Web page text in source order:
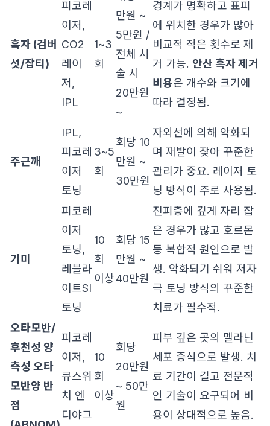
흑자 (검버
섯/잡티)
피코레
이저,
CO2
레이
저,
IPL
1~3
회
만원 ~
5만원 /
전체 시
술 시
20만원
~
경계가 명확하고 표피
에 위치한 경우가 많아
비교적 적은 횟수로 제
거 가능. 안산 흑자 제거
비용은 개수와 크기에
따라 결정됨.
주근깨
IPL,
피코레
이저
토닝
3~5
회
회당 10
만원 ~
30만원
자외선에 의해 악화되
며 재발이 잦아 꾸준한
관리가 중요. 레이저 토
닝 방식이 주로 사용됨.
기미
피코레
이저
토닝,
레블라
이트SI
토닝
10
회
이상
회당 15
만원 ~
40만원
진피층에 깊게 자리 잡
은 경우가 많고 호르몬
등 복합적 원인으로 발
생. 악화되기 쉬워 저자
극 토닝 방식의 꾸준한
치료가 필수적.
오타모반/
후천성 양
측성 오타
모반양 반
점
피코레
이저,
큐스위
치 엔
디야그
10
회
이상
회당
20만원
~ 50만
원
피부 깊은 곳의 멜라닌
세포 증식으로 발생. 치
료 기간이 길고 전문적
인 기술이 요구되어 비
용이 상대적으로 높음.